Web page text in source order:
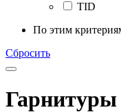
TID
По этим
Сбросить